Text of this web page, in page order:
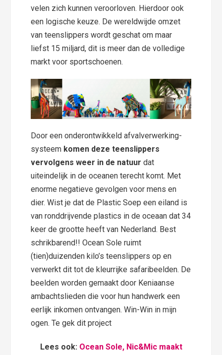
velen zich kunnen veroorloven. Hierdoor ook
een logische keuze. De wereldwijde omzet
van teenslippers wordt geschat om maar
liefst 15 miljard, dit is meer dan de volledige
markt voor sportschoenen.
Door een onderontwikkeld afvalverwerking-
systeem komen deze teenslippers
vervolgens weer in de natuur dat
uiteindelijk in de oceanen terecht komt. Met
enorme negatieve gevolgen voor mens en
dier. Wist je dat de Plastic Soep een eiland is
van ronddrijvende plastics in de oceaan dat 34
keer de grootte heeft van Nederland. Best
schrikbarend!! Ocean Sole ruimt
(tien)duizenden kilo’s teenslippers op en
verwerkt dit tot de kleurrijke safaribeelden. De
beelden worden gemaakt door Keniaanse
ambachtslieden die voor hun handwerk een
eerlijk inkomen ontvangen. Win-Win in mijn
ogen. Te gek dit project
Lees ook: Ocean Sole, Nic&Mic maakt